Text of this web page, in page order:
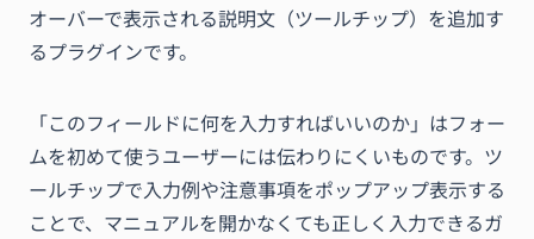
オーバーで表示される説明文（ツールチップ）を追加す
るプラグインです。
「このフィールドに何を入力すればいいのか」はフォー
ムを初めて使うユーザーには伝わりにくいものです。ツ
ールチップで入力例や注意事項をポップアップ表示する
ことで、マニュアルを開かなくても正しく入力できるガ